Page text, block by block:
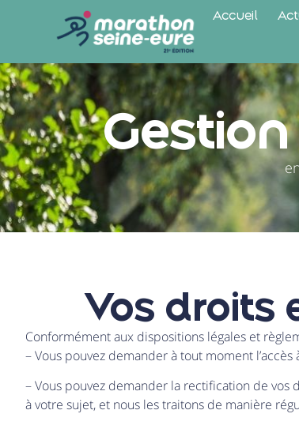
Accueil
Vos droits
Conformément aux dispositions légales et
– Vous pouvez demander à tout moment
– Vous pouvez demander la rectification de vos
à votre sujet, et nous les traitons de manière